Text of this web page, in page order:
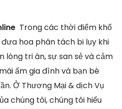
Trong các thời điểm khổ
hoa phân tách bi lụy khi
lòng tri ân, sự san sẻ và cảm
ấm gia đình và bạn bè
Ở Thương Mại & dịch Vụ
chúng tôi, chúng tôi hiểu